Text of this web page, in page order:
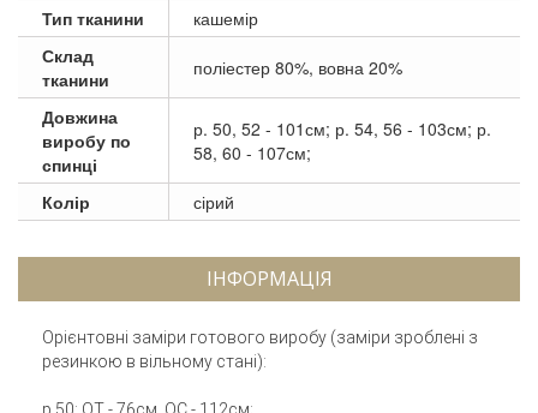
Тип тканини
кашемір
Склад
тканини
поліестер 80%, вовна 20%
Довжина
виробу по
спинці
р. 50, 52 - 101см; р. 54, 56 - 103см; р.
58, 60 - 107см;
Колір сірий
ІНФОРМАЦІЯ
Орієнтовні заміри готового виробу (заміри зроблені з
резинкою в вільному стані):
р.50: ОТ - 76см, ОС - 112см;